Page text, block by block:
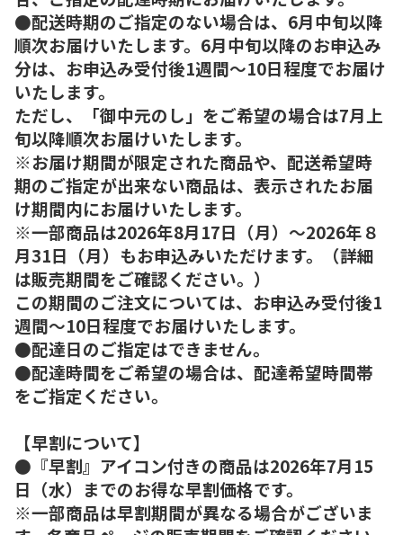
●配送時期のご指定のない場合は、6月中旬以降
順次お届けいたします。6月中旬以降のお申込み
分は、お申込み受付後1週間～10日程度でお届け
いたします。
ただし、「御中元のし」をご希望の場合は7月上
旬以降順次お届けいたします。
※お届け期間が限定された商品や、配送希望時
期のご指定が出来ない商品は、表示されたお届
け期間内にお届けいたします。
※一部商品は2026年8月17日（月）～2026年８
月31日（月）もお申込みいただけます。（詳細
は販売期間をご確認ください。）
この期間のご注文については、お申込み受付後1
週間～10日程度でお届けいたします。
●配達日のご指定はできません。
●配達時間をご希望の場合は、配達希望時間帯
をご指定ください。
【早割について】
●『早割』アイコン付きの商品は2026年7月15
日（水）までのお得な早割価格です。
※一部商品は早割期間が異なる場合がございま